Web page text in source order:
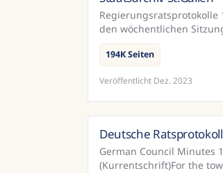
Regierungsratsprotokolle
den wöchentlichen
gefällten Beschlüsse sind
zugehörigen
194K Seiten
Veröffentlicht Dez. 2023
Deutsche
German Council Minutes
(Kurrentschrift)For the